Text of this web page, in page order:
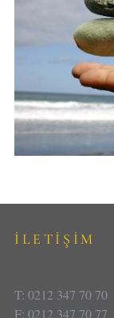
İLETİŞİM
T: 0212 347 70 70
F: 0212 347 70 77